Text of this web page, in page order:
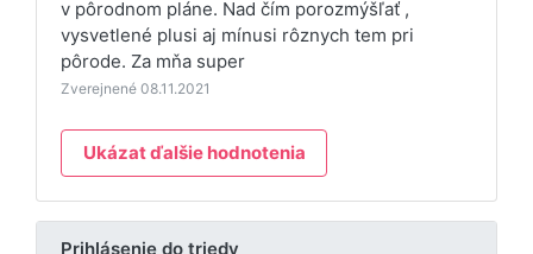
v pôrodnom pláne. Nad čím porozmýšľať ,
vysvetlené plusi aj mínusi rôznych tem pri
pôrode. Za mňa super
Zverejnené 08.11.2021
Ukázat ďalšie hodnotenia
Prihlásenie do triedy